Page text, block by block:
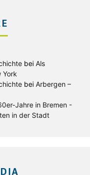
bei Als
York
bei Arbergen –
Jahre in Bremen -
in der Stadt